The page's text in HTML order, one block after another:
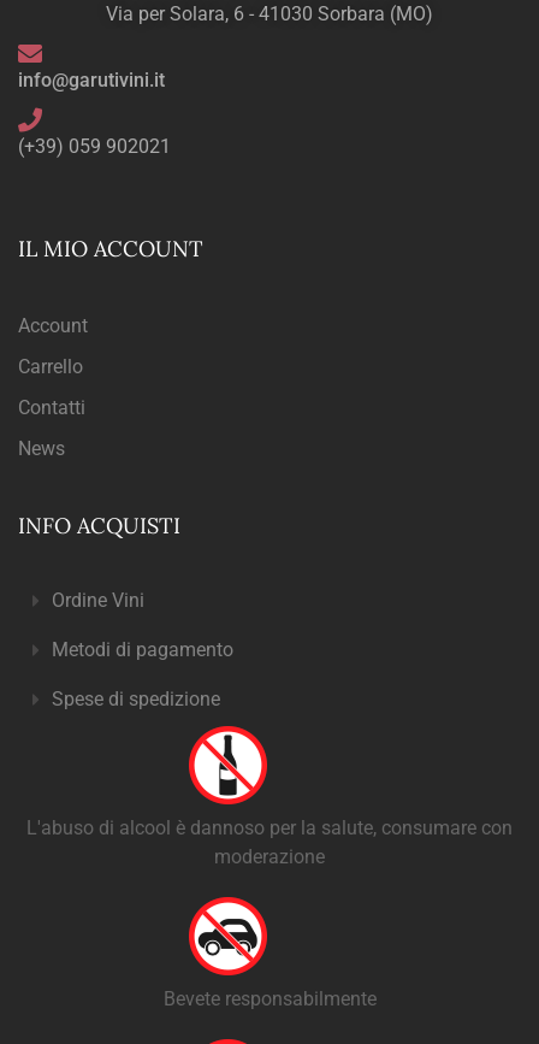
Via per Solara, 6 - 41030 Sorbara (MO)
info@garutivini.it
(+39) 059 902021
IL MIO ACCOUNT
Account
Carrello
Contatti
News
INFO ACQUISTI
Ordine Vini
Metodi di pagamento
Spese di spedizione
L'abuso di alcool è dannoso per la salute, consumare con
moderazione
Bevete responsabilmente